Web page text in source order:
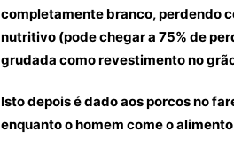
completamente branco, perdendo
nutritivo (pode chegar a 75% de
grudada como revestimento no
Isto depois é dado aos porcos no
enquanto o homem come o